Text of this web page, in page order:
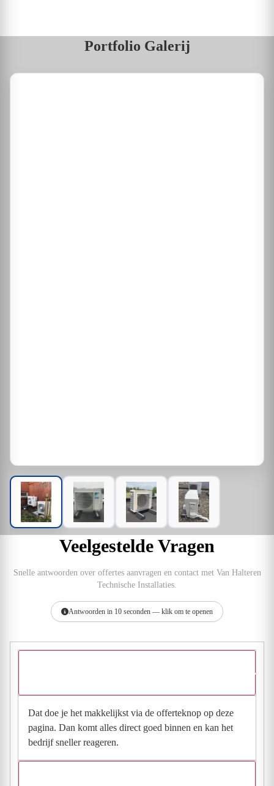
Portfolio Galerij
Veelgestelde Vragen
Snelle antwoorden over offertes aanvragen en contact met Van Halteren
Technische Installaties.
Antwoorden in 10 seconden — klik om te openen
Dat doe je het makkelijkst via de offerteknop op deze
pagina. Dan komt alles direct goed binnen en kan het
bedrijf sneller reageren.